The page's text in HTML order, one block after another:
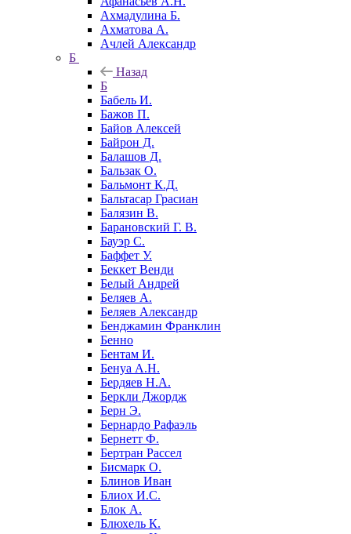
Ахмадулина Б.
Ахматова А.
Ачлей Александр
Б
Назад
Б
Бабель И.
Бажов П.
Байов Алексей
Байрон Д.
Балашов Д.
Бальзак О.
Бальмонт К.Д.
Бальтасар Грасиан
Балязин В.
Барановский Г. В.
Бауэр С.
Баффет У.
Беккет Венди
Белый Андрей
Беляев А.
Беляев Александр
Бенджамин Франклин
Бенно
Бентам И.
Бенуа А.Н.
Бердяев Н.А.
Беркли Джордж
Берн Э.
Бернардо Рафаэль
Бернетт Ф.
Бертран Рассел
Бисмарк О.
Блинов Иван
Блиох И.С.
Блок А.
Блюхель К.